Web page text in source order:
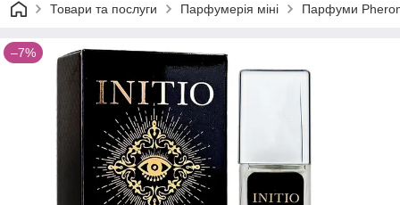
Товари та послуги Парфумерія міні Парфуми
–7%